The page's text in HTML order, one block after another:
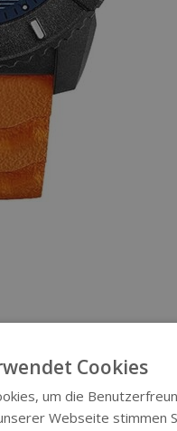
Cookies
um die
Webseite stimmen